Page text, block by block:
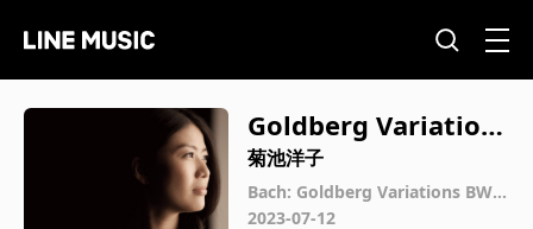
Goldberg Variation
s BWV988 Variatio 2
5. a 2 Clav.
菊池洋子
Bach: Goldberg Variations BWV
988
2023-07-12